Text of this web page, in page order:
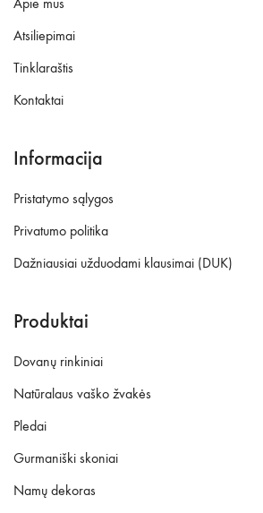
Atsiliepimai
Tinklaraštis
Kontaktai
Informacija
Pristatymo sąlygos
Privatumo politika
Dažniausiai užduodami klausimai (DUK)
Produktai
Dovanų rinkiniai
Natūralaus vaško žvakės
Pledai
Gurmaniški skoniai
Namų dekoras